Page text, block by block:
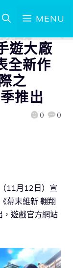
MENU
遊大廠
全新作
之
推出
0 0
11月12日）宣
幕末維新 翱翔
遊戲官方網站